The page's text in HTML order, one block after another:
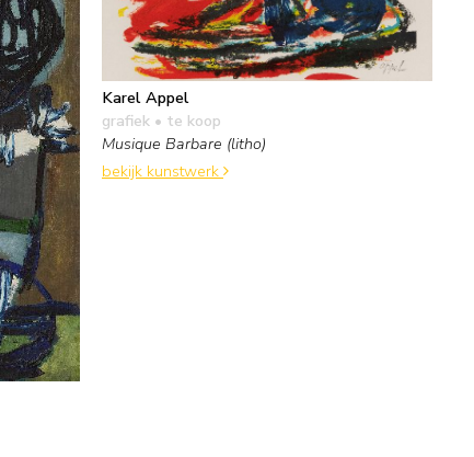
Karel Appel
grafiek • te koop
Musique Barbare (litho)
bekijk kunstwerk